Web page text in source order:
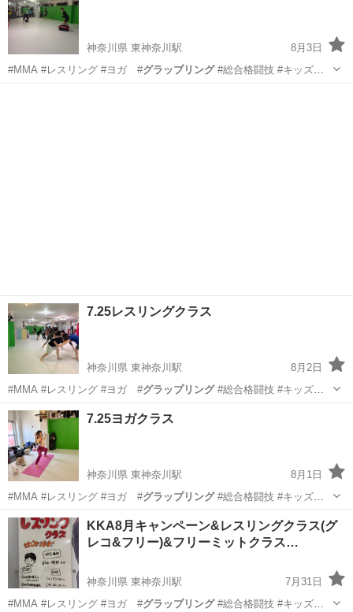
神奈川県 東神奈川駅
8月3日
#MMA #レスリング #ヨガ #グラップリング#総合格闘技 #キッズレ
スリン…
7.25レスリングクラス
神奈川県 東神奈川駅
8月2日
#MMA #レスリング #ヨガ #グラップリング#総合格闘技 #キッズレ
スリン…
神奈川 横浜市 東神奈川駅
7.25ヨガクラス
神奈川県 東神奈川駅
8月1日
#MMA #レスリング #ヨガ #グラップリング#総合格闘技 #キッズレ
スリン…
神奈川 横浜市 東神奈川駅
キッズキックボクシング
KKA8月キャンペーン&レスリングクラス(グ
レコ&フリー)&フリーミットクラス…
神奈川県 東神奈川駅
7月31日
#MMA #レスリング #ヨガ #グラップリング#総合格闘技 #キッズレ